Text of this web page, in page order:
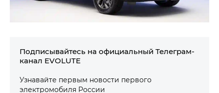
Подписывайтесь на официальный Телеграм-
канал EVOLUTE
Узнавайте первым новости первого
электромобиля России